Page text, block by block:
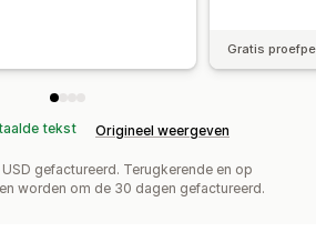
Gratis
tekst Origineel weergeven
gefactureerd. Terugkerende en op
worden om de 30 dagen gefactureerd.